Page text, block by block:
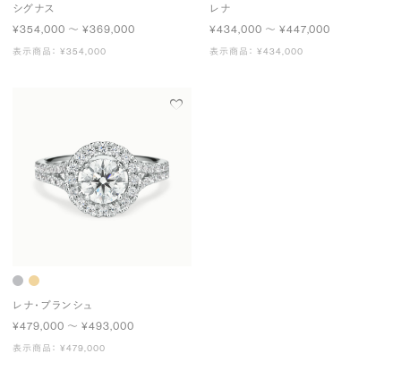
シグナス
¥354,000 〜 ¥369,000
表示商品： ¥354,000
レナ
¥434,000 〜 ¥447,000
表示商品： ¥434,000
レナ・ブランシュ
¥479,000 〜 ¥493,000
表示商品： ¥479,000